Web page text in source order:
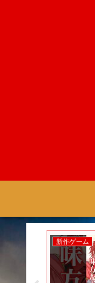
新作ゲーム